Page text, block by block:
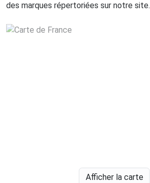
des marques répertoriées sur notre site.
Afficher la carte